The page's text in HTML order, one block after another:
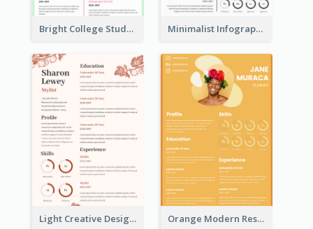
Bright College Student Designer Resume Minimalist Infographic Light Resume
Light Creative Designer Resume Orange Modern Resume